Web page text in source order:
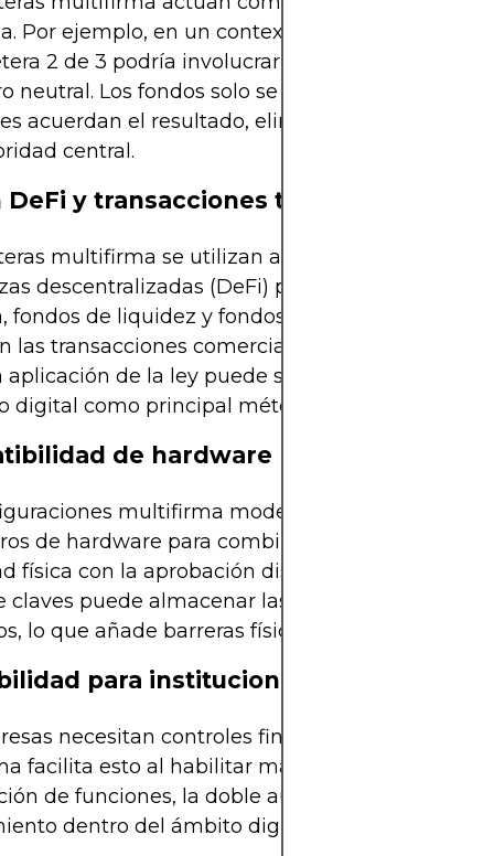
Por ejemplo, en un contexto de comprador-
2 de 3 podría involucrar al comprador, al
neutral. Los fondos solo se liberan cuando dos
acuerdan el resultado, eliminando la
central.
DeFi y transacciones transfronterizas
multifirma se utilizan ampliamente en los
descentralizadas (DeFi) para gestionar
fondos de liquidez y fondos de gobernanza.
las transacciones comerciales
aplicación de la ley puede ser difícil, utilizando el
digital como principal método de control.
de hardware
multifirma modernas suelen
de hardware para combinar las ventajas de la
física con la aprobación distribuida. Por
claves puede almacenar las suyas en
lo que añade barreras físicas a la seguridad
para instituciones
necesitan controles financieros sólidos; la
facilita esto al habilitar marcos internos como
de funciones, la doble autorización y los
dentro del ámbito digital.